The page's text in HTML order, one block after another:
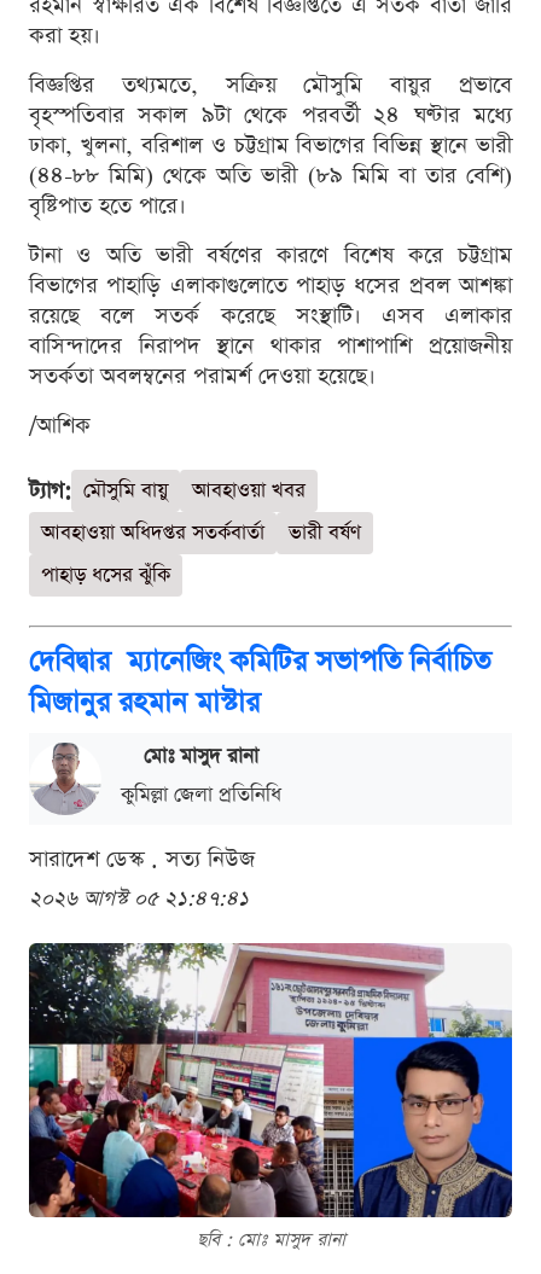
করা হয়।
বিজ্ঞপ্তির তথ্যমতে, সক্রিয় মৌসুমি বায়ুর প্রভাবে
বৃহস্পতিবার সকাল ৯টা থেকে পরবর্তী ২৪ ঘণ্টার মধ্যে
ঢাকা, খুলনা, বরিশাল ও চট্টগ্রাম বিভাগের বিভিন্ন স্থানে ভারী
(৪৪-৮৮ মিমি) থেকে অতি ভারী (৮৯ মিমি বা তার বেশি)
বৃষ্টিপাত হতে পারে।
টানা ও অতি ভারী বর্ষণের কারণে বিশেষ করে চট্টগ্রাম
বিভাগের পাহাড়ি এলাকাগুলোতে পাহাড় ধসের প্রবল আশঙ্কা
রয়েছে বলে সতর্ক করেছে সংস্থাটি। এসব এলাকার
বাসিন্দাদের নিরাপদ স্থানে থাকার পাশাপাশি প্রয়োজনীয়
সতর্কতা অবলম্বনের পরামর্শ দেওয়া হয়েছে।
/আশিক
ট্যাগ: মৌসুমি বায়ু
আবহাওয়া খবর
আবহাওয়া অধিদপ্তর সতর্কবার্তা
ভারী বর্ষণ
পাহাড় ধসের ঝুঁকি
দেবিদ্বার ম্যানেজিং কমিটির সভাপতি নির্বাচিত
মিজানুর রহমান মাস্টার
মোঃ মাসুদ রানা
কুমিল্লা জেলা প্রতিনিধি
সারাদেশ ডেস্ক . সত্য নিউজ
২০২৬ আগস্ট ০৫ ২১:৪৭:৪১
ছবি : মোঃ মাসুদ রানা